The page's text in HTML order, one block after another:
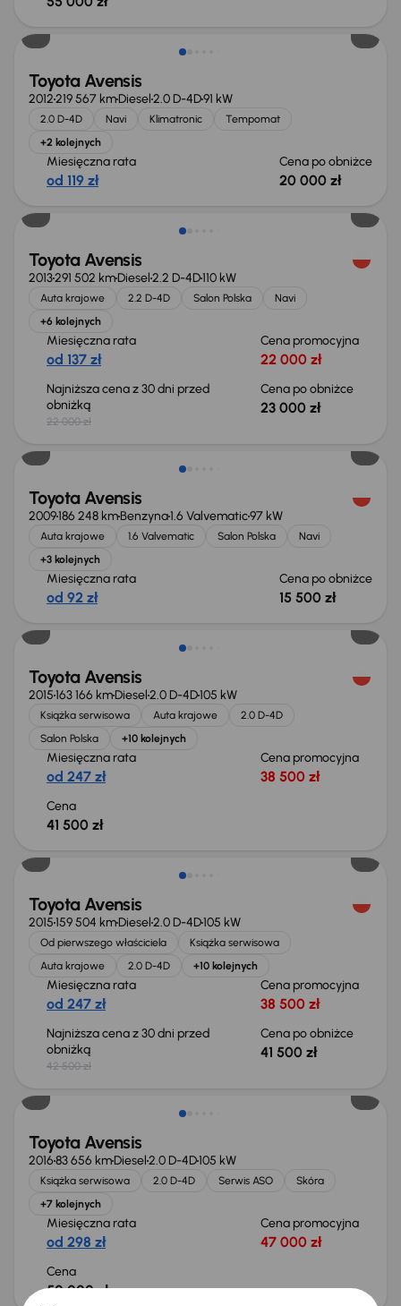
Taniej o 500 zł
Toyota Avensis
2012219 567 kmDiesel2.0 D-4D91 kW
2.0 D-4D Navi Klimatronic
Tempomat
+2 kolejnych
Miesięczna rata
od 119 zł
Cena po obniżce
20 000 zł
Toyota Avensis
2013291 502 kmDiesel2.2 D-4D110 kW
Auta krajowe 2.2 D-4D Salon Polska
Navi
+6 kolejnych
Miesięczna rata
od 137 zł
Cena promocyjna
22 000 zł
Najniższa cena z 30 dni przed
obniżką
22 000 zł
Cena po obniżce
23 000 zł
Taniej o 500 zł
Toyota Avensis
2009186 248 kmBenzyna1.6 Valvematic97 kW
Auta krajowe 1.6 Valvematic Salon Polska
Navi
+3 kolejnych
Miesięczna rata
od 92 zł
Cena po obniżce
15 500 zł
Świeżo skupione
Toyota Avensis
2015163 166 kmDiesel2.0 D-4D105 kW
Książka serwisowa Auta krajowe
2.0 D-4D
Salon Polska
+10 kolejnych
Miesięczna rata
od 247 zł
Cena promocyjna
38 500 zł
Cena
41 500 zł
Taniej o 1 000 zł
Toyota Avensis
2015159 504 kmDiesel2.0 D-4D105 kW
Od pierwszego właściciela
Książka serwisowa
Auta krajowe
2.0 D-4D +10 kolejnych
Miesięczna rata
od 247 zł
Cena promocyjna
38 500 zł
Najniższa cena z 30 dni przed
obniżką
42 500 zł
Cena po obniżce
41 500 zł
Toyota Avensis
201683 656 kmDiesel2.0 D-4D105 kW
Książka serwisowa 2.0 D-4D Serwis ASO
Skóra
+7 kolejnych
Miesięczna rata
od 298 zł
Cena promocyjna
47 000 zł
Cena
50 000 zł